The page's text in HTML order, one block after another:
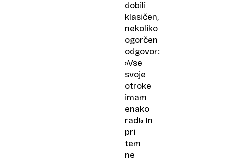
dobili
klasičen,
nekoliko
ogorčen
odgovor:
»Vse
svoje
otroke
imam
enako
rad!« In
pri
tem
ne